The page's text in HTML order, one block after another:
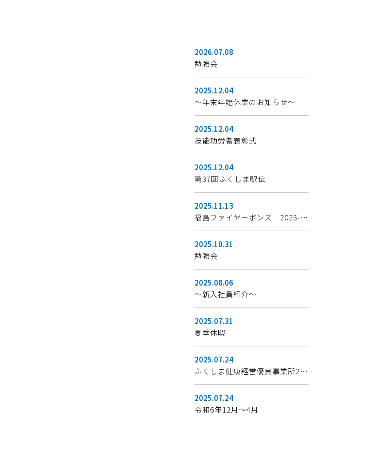
2026.07.08
勉強会
2025.12.04
～年末年始休業のお知らせ～
2025.12.04
技能功労者表彰式
2025.12.04
第37回ふくしま駅伝
2025.11.13
福島ファイヤーボンズ 2025-26シーズン開幕
2025.10.31
勉強会
2025.08.06
～新入社員紹介～
2025.07.31
夏季休暇
2025.07.24
ふくしま健康経営優良事業所2024 認証状
2025.07.24
令和6年12月～4月